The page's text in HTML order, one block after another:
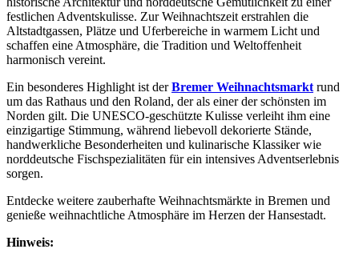
festlichen Adventskulisse. Zur Weihnachtszeit erstrahlen die
Altstadtgassen, Plätze und Uferbereiche in warmem Licht und
schaffen eine Atmosphäre, die Tradition und Weltoffenheit
harmonisch vereint.
Ein besonderes Highlight ist derBremer Weihnachtsmarkt rund
um das Rathaus und den Roland, der als einer der schönsten im
Norden gilt. Die UNESCO-geschützte Kulisse verleiht ihm eine
einzigartige Stimmung, während liebevoll dekorierte Stände,
handwerkliche Besonderheiten und kulinarische Klassiker wie
norddeutsche Fischspezialitäten für ein intensives Adventserlebnis
sorgen.
Entdecke weitere zauberhafte Weihnachtsmärkte in Bremen und
genieße weihnachtliche Atmosphäre im Herzen der Hansestadt.
Hinweis: